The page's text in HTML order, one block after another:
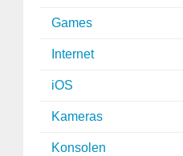
Games
Internet
iOS
Kameras
Konsolen